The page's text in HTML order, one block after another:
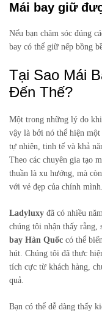
Mái bay giữ
Nếu bạn chăm sóc đúng
bay có thể giữ nếp bồng
Tại Sao Mái
Đến Thế?
Một trong những lý do
vậy là bởi nó thể hiện một
tự nhiên, tinh tế và khả
Theo các chuyên gia tạo
thuần là xu hướng, mà
với vẻ đẹp của chính mình.
Ladyluxy đã có nhiều
chúng tôi nhận thấy
bay Hàn Quốc có thể
hút. Chúng tôi đã thực
tích cực từ khách hàng,
quả.
Bạn có thể dễ dàng thấy